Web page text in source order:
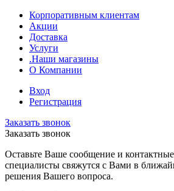
Корпоративным клиентам
Акции
Доставка
Услуги
.Наши магазины
О Компании
Вход
Регистрация
Заказать звонок
Заказать звонок
Оставьте Ваше сообщение и
специалисты свяжутся с Вами в
решения Вашего вопроса.